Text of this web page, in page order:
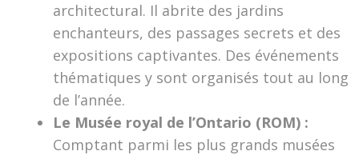
architectural. Il abrite des jardins
enchanteurs, des passages secrets et des
expositions captivantes. Des événements
thématiques y sont organisés tout au long
de l’année.
Le Musée royal de l’Ontario (ROM) :
Comptant parmi les plus grands musées